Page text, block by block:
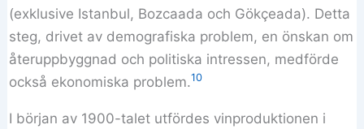
(exklusive Istanbul, Bozcaada och Gökçeada). Detta
steg, drivet av demografiska problem, en önskan om
återuppbyggnad och politiska intressen, medförde
också ekonomiska problem.10
I början av 1900-talet utfördes vinproduktionen i